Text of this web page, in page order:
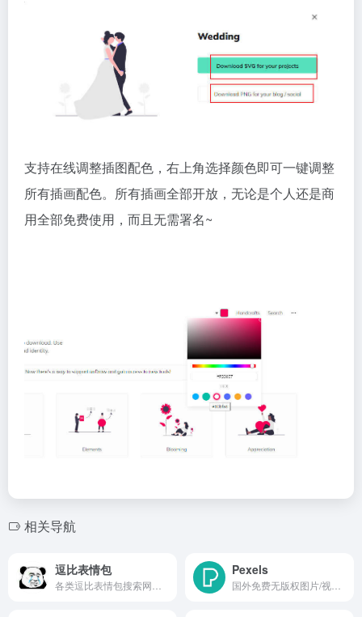
支持在线调整插图配色，右上角选择颜色即可一键调整
所有插画配色。所有插画全部开放，无论是个人还是商
用全部免费使用，而且无需署名~
相关导航
逗比表情包 Pexels